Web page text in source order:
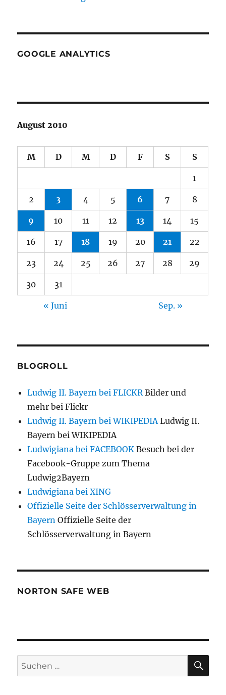
GOOGLE ANALYTICS
August 2010
M D M D F S S
1
2 3 4 5 6 7 8
9 10 11 12 13 14 15
16 17 18 19 20 21 22
23 24 25 26 27 28 29
30 31
« Juni Sep. »
BLOGROLL
Ludwig II. Bayern bei FLICKRBilder und
mehr bei Flickr
Ludwig II. Bayern bei WIKIPEDIALudwig II.
Bayern bei WIKIPEDIA
Ludwigiana bei FACEBOOK Besuch bei der
Facebook-Gruppe zum Thema
Ludwig2Bayern
Ludwigiana bei XING
Offizielle Seite der Schlösserverwaltung in
Bayern Offizielle Seite der
Schlösserverwaltung in Bayern
NORTON SAFE WEB
Suchen
nach: